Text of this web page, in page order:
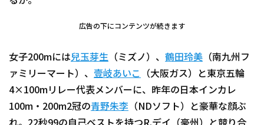
広告の下にコンテンツが続きます
女子200mには兒玉芽生 （ミズノ）、 鶴田玲美 （南九州フ
ァミリーマート）、 壹岐あいこ
（大阪ガス）と東京五輪
4×100mリレー代表メンバーに、昨年の日本インカレ
100m・200m2冠の青野朱李 （NDソフト）と豪華な顔ぶ